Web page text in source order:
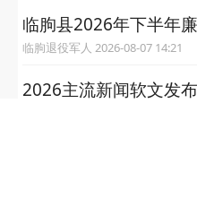
临朐县2026年下半年
临朐退役军人 2026-08-07 14:21
2026主流新闻软文发